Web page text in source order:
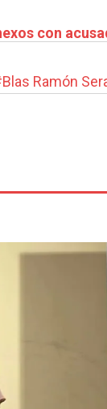
con
Blas Ramón